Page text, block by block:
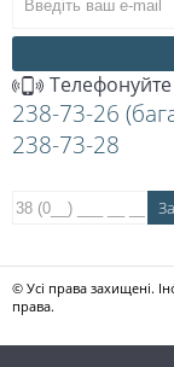
Телефонуйте
238-73-26
238-73-28
© Усі права захищені.
права.